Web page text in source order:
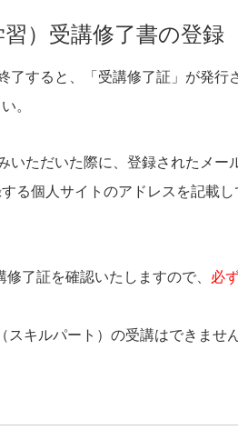
）受講修了書の登録
了すると、「受講修了証」が発
。
いただいた際に、登録されたメ
る個人サイトのアドレスを記載
了証を確認いたしますので、 必
キルパート）の受講はできませ